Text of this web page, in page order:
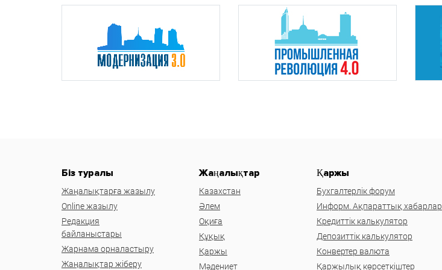
Біз туралы
Жаңалықтарға жазылу
Online жазылу
Редакция
байланыстары
Жарнама орналастыру
Жаңалықтар жіберу
Жаңалықтар
Казахстан
Әлем
Оқиға
Құқық
Қаржы
Мәдениет
Қаржы
Бухгалтерлік форум
Информ. Ақпараттық хабарлар
Кредиттік калькулятор
Депозиттік калькулятор
Конвертер валюта
Қаржылық көрсеткіштер